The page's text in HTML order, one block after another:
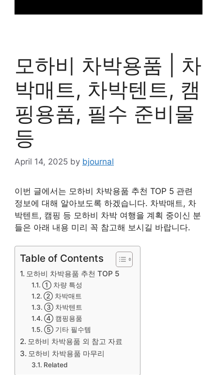
모하비 차박용품 | 차
박매트, 차박텐트, 캠
핑용품, 필수 준비물
등
April 14, 2025 by bjournal
이번 글에서는 모하비 차박용품 추천 TOP 5 관련
정보에 대해 알아보도록 하겠습니다. 차박매트, 차
박텐트, 캠핑 등 모하비 차박 여행을 계획 중이신 분
들은 아래 내용 미리 꼭 참고해 보시길 바랍니다.
Table of Contents
모하비 차박용품 추천 TOP 5
① 차량 특성
② 차박매트
③ 차박텐트
④ 캠핑용품
⑤ 기타 필수템
모하비 차박용품 외 참고 자료
모하비 차박용품 마무리
Related